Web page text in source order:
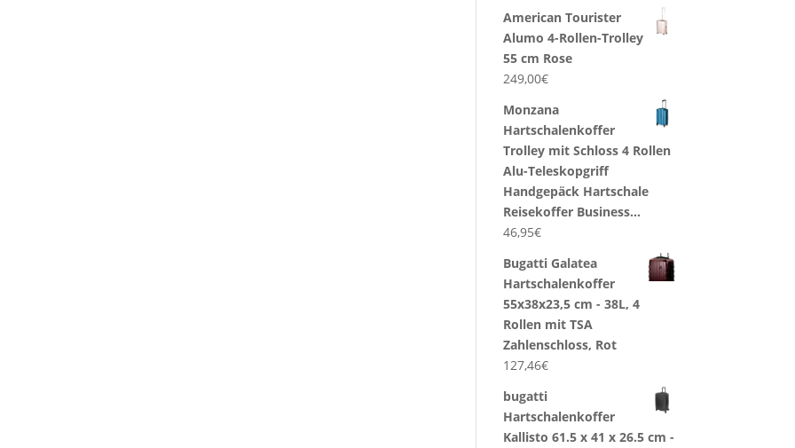
American Tourister
Alumo 4-Rollen-Trolley
55 cm Rose
249,00€
Monzana
Hartschalenkoffer
Trolley mit Schloss 4 Rollen
Alu-Teleskopgriff
Handgepäck Hartschale
Reisekoffer Business…
46,95€
Bugatti Galatea
Hartschalenkoffer
55x38x23,5 cm - 38L, 4
Rollen mit TSA
Zahlenschloss, Rot
127,46€
bugatti
Hartschalenkoffer
Kallisto 61.5 x 41 x 26.5 cm -